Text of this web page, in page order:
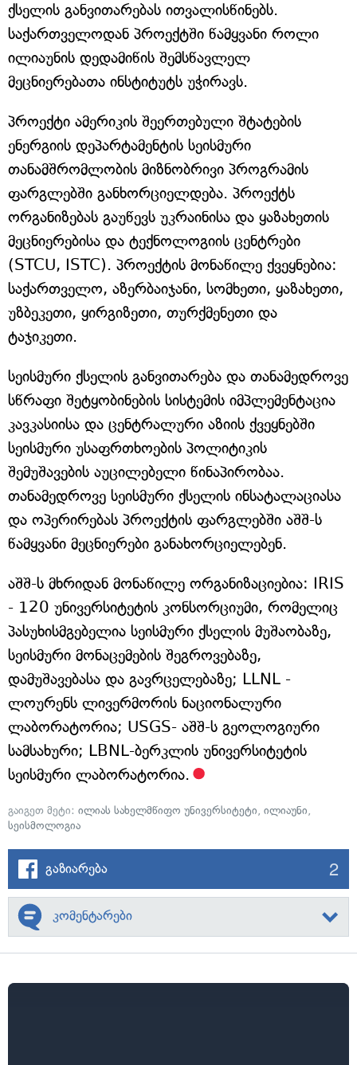
ქსელის განვითარებას ითვალისწინებს.
საქართველოდან პროექტში წამყვანი როლი
ილიაუნის დედამიწის შემსწავლელ
მეცნიერებათა ინსტიტუტს უჭირავს.
პროექტი ამერიკის შეერთებული შტატების
ენერგიის დეპარტამენტის სეისმური
თანამშრომლობის მიზნობრივი პროგრამის
ფარგლებში განხორციელდება. პროექტს
ორგანიზებას გაუწევს უკრაინისა და ყაზახეთის
მეცნიერებისა და ტექნოლოგიის ცენტრები
(STCU, ISTC). პროექტის მონაწილე ქვეყნებია:
საქართველო, აზერბაიჯანი, სომხეთი, ყაზახეთი,
უზბეკეთი, ყირგიზეთი, თურქმენეთი და
ტაჯიკეთი.
სეისმური ქსელის განვითარება და თანამედროვე
სწრაფი შეტყობინების სისტემის იმპლემენტაცია
კავკასიისა და ცენტრალური აზიის ქვეყნებში
სეისმური უსაფრთხოების პოლიტიკის
შემუშავების აუცილებელი წინაპირობაა.
თანამედროვე სეისმური ქსელის ინსატალაციასა
და ოპერირებას პროექტის ფარგლებში აშშ-ს
წამყვანი მეცნიერები განახორციელებენ.
აშშ-ს მხრიდან მონაწილე ორგანიზაციებია: IRIS
- 120 უნივერსიტეტის კონსორციუმი, რომელიც
პასუხისმგებელია სეისმური ქსელის მუშაობაზე,
სეისმური მონაცემების შეგროვებაზე,
დამუშავებასა და გავრცელებაზე; LLNL -
ლოურენს ლივერმორის ნაციონალური
ლაბორატორია; USGS- აშშ-ს გეოლოგიური
სამსახური; LBNL-ბერკლის უნივერსიტეტის
სეისმური ლაბორატორია.
გაიგეთ მეტი: ილიას სახელმწიფო უნივერსიტეტი, ილიაუნი,
სეისმოლოგია
გაზიარება 2
კომენტარები